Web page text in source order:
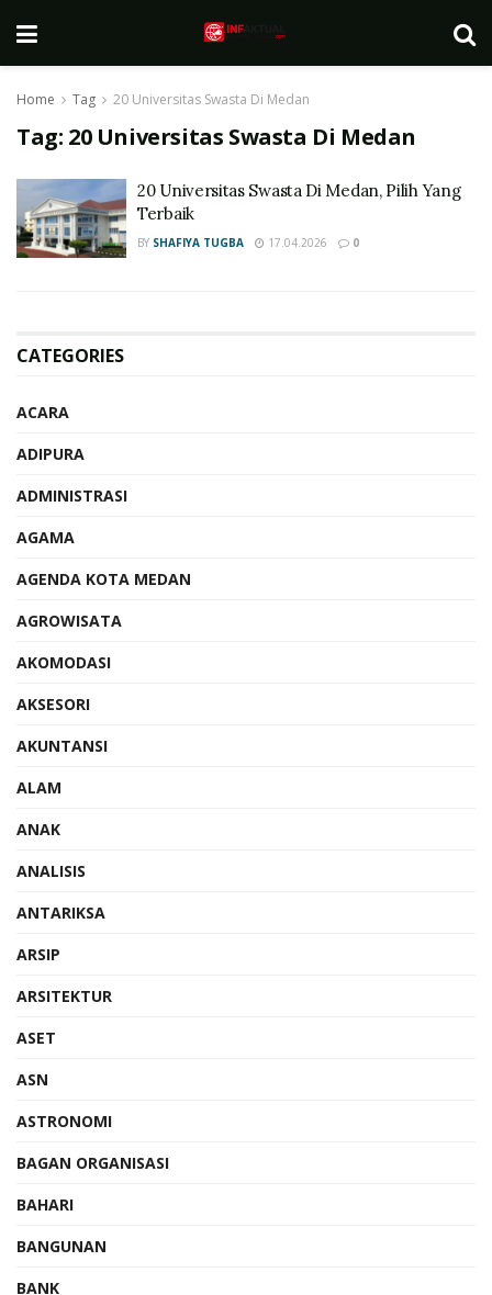
Home Tag 20 Universitas Swasta Di Medan
Tag: 20 Universitas Swasta Di Medan
20 Universitas Swasta Di Medan, Pilih Yang
Terbaik
BY SHAFIYA TUGBA 17.04.2026 0
CATEGORIES
ACARA
ADIPURA
ADMINISTRASI
AGAMA
AGENDA KOTA MEDAN
AGROWISATA
AKOMODASI
AKSESORI
AKUNTANSI
ALAM
ANAK
ANALISIS
ANTARIKSA
ARSIP
ARSITEKTUR
ASET
ASN
ASTRONOMI
BAGAN ORGANISASI
BAHARI
BANGUNAN
BANK